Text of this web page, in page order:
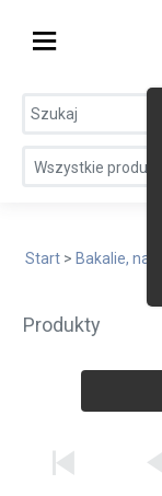
Wszystkie produkty
Start > Bakalie,
Produkty